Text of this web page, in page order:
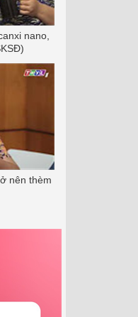
nano,
nên thèm